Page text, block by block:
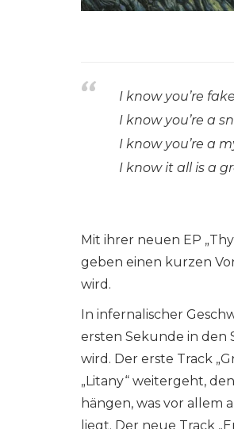
I know you’re fake
I know you’re a
I know you’re a
I know it all is a
Mit ihrer neuen EP
geben einen kurzen
wird.
In infernalischer
ersten Sekunde in den
wird. Der erste Track
„Litany“ weitergeht,
hängen, was vor allem
liegt. Der neue Track